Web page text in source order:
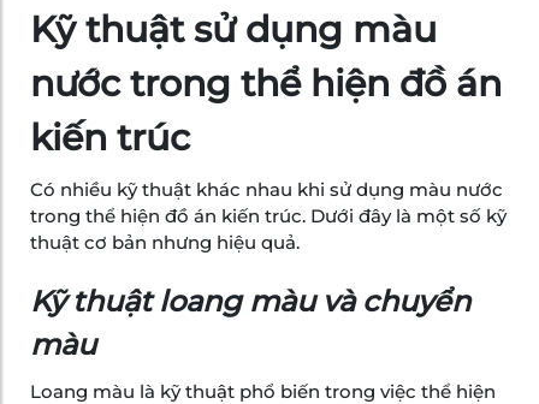
Kỹ thuật sử dụng màu
nước trong thể hiện đồ án
kiến trúc
Có nhiều kỹ thuật khác nhau khi sử dụng màu nước
trong thể hiện đồ án kiến trúc. Dưới đây là một số kỹ
thuật cơ bản nhưng hiệu quả.
Kỹ thuật loang màu và chuyển
màu
Loang màu là kỹ thuật phổ biến trong việc thể hiện